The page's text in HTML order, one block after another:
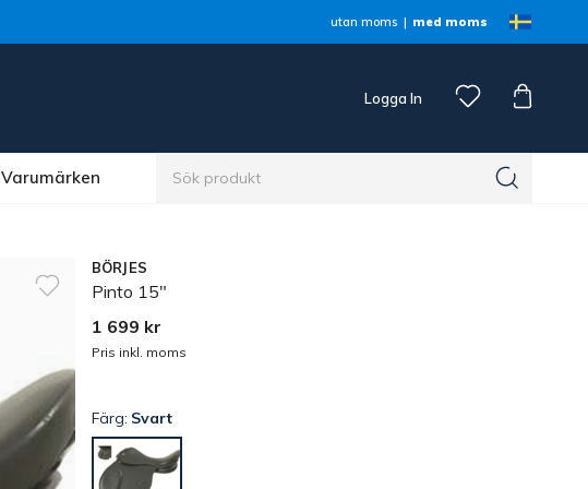
utan moms med moms
Logga In
Varumärken
BÖRJES
Pinto 15"
1 699 kr
Pris inkl. moms
Färg: Svart